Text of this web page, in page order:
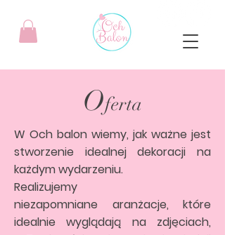
Oferta
W Och balon wiemy, jak ważne jest
stworzenie idealnej dekoracji na
każdym wydarzeniu.
Realizujemy
niezapomniane aranżacje, które
idealnie wyglądają na zdjęciach,